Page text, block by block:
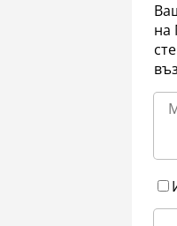
на